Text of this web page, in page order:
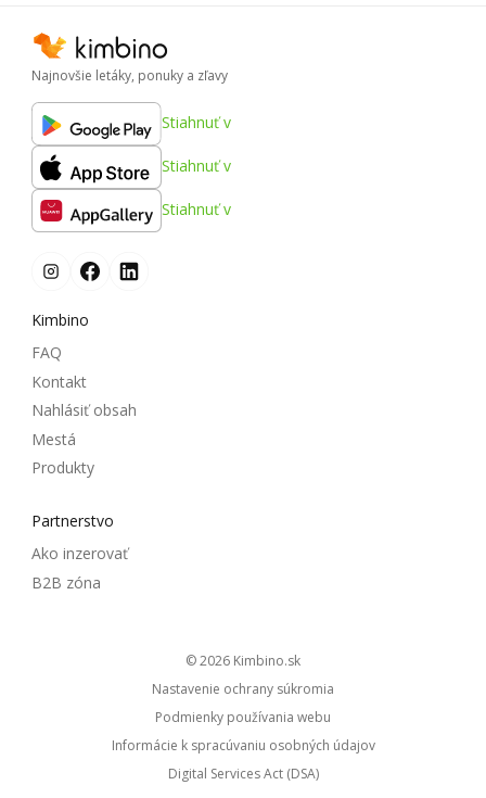
Najnovšie letáky, ponuky a zľavy
Stiahnuť v
Stiahnuť v
Stiahnuť v
Kimbino
FAQ
Kontakt
Nahlásiť obsah
Mestá
Produkty
Partnerstvo
Ako inzerovať
B2B zóna
© 2026
kimbino.sk
Nastavenie ochrany súkromia
Podmienky používania webu
Informácie k spracúvaniu osobných údajov
Digital Services Act (DSA)